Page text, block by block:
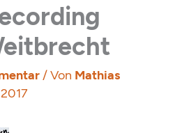
/ Von Mathias